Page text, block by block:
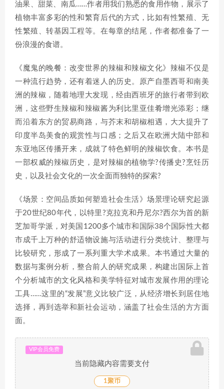
油果、甜菜、南瓜……作者用我们熟悉的食用作物，展示了
植物丰富多彩的性和繁育后代的方式，比如有性繁殖、无
性繁殖、转基因工程等。在每章的结尾，作者都准备了一
份浪漫的食谱。
《魔鬼的晚餐：改变世界的辣椒和辣椒文化》辣椒不仅是
一种流行趋势，还有着迷人的历史。原产自墨西哥和南美
洲的辣椒，随着地理大发现，经由西班牙的旅行者带到欧
洲，这些野生辣椒和辣椒酱为利比里亚佳肴增光添彩；继
而沿着东方的贸易商路，与芥末和胡椒相遇，大大提升了
印度半岛美食的观赏性与口感；之后又在欧洲大陆中部和
东亚地区传播开来，成就了特色鲜明的辣椒饮食。本书是
一部权威的辣椒历史，是对辣椒的植物学?传播史?烹饪历
史，以及社会文化的一次全面而独特的探索?
《场景：空间品质如何塑造社会生活》场景理论研究起源
于20世纪80年代，以特里?克拉克和丹尼尔?西尔为首的新
芝加哥学派，对美国1200多个城市和国际38个国际性大都
市成千上万种的舒适物设施与活动进行分类统计、整理与
比较研究，形成了一系列重大学术成果。本书通过大量的
数据与案例分析，整合前人的研究成果，构建出国际上首
个分析城市的文化风格和美学特征对城市发展作用的理论
工具……这里的“发展”意义比较广泛，从经济增长到居住地
选择，再到选举和新社会运动，涵盖了社会生活的方方面
面。
VIP会员免费
当前隐藏内容需要支付
1聚币